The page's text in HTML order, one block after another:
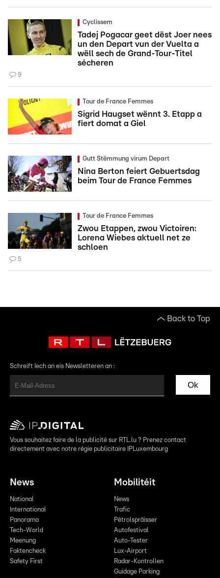
Cyclissem
Tadej Pogacar geet dëst Joer nees
un den Depart vun der Vuelta a
wëll sech de Grand-Tour-Titel
sécheren
9
Tour de France Femmes
Sigrid Haugset wënnt 3. Etapp a
fiert domat a Giel
Gutt Stëmmung virum Depart
Nina Berton feiert Gebuertsdag
beim Tour de France Femmes
Tour de France Femmes
Zwou Etappen, zwou Victoiren:
Lorena Wiebes aktuell net ze
schloen
5
Back to Top
Schreift Iech an eis Newsletteren an :
Ok
Vous souhaitez faire de la publicité sur RTL.lu ? Prenez contact
directement avec notre régie publicitaire IPLuxembourg
News
National
International
Panorama
Tech-World
Meenung
Faktencheck
Safety First
Mobilitéit
News
Trafic
Pëtrolspräisser
Autofestival
Auto-Tester
Lux-Airport
Radar-Kontrollen
Guidage Parking